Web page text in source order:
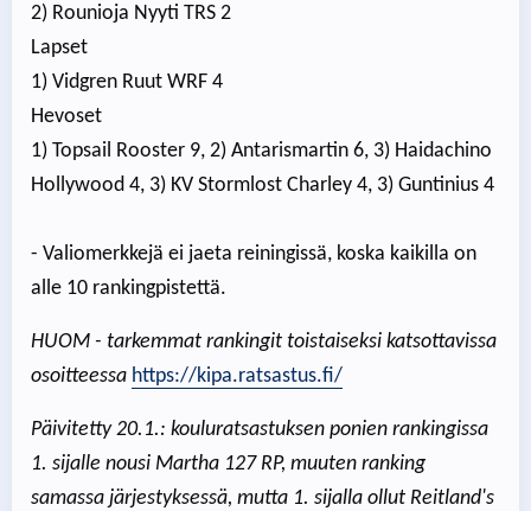
2) Rounioja Nyyti TRS 2
Lapset
1) Vidgren Ruut WRF 4
Hevoset
1) Topsail Rooster 9, 2) Antarismartin 6, 3) Haidachino
Hollywood 4, 3) KV Stormlost Charley 4, 3) Guntinius 4
- Valiomerkkejä ei jaeta reiningissä, koska kaikilla on
alle 10 rankingpistettä.
HUOM - tarkemmat rankingit toistaiseksi katsottavissa
osoitteessa https://kipa.ratsastus.fi/
Päivitetty 20.1.: kouluratsastuksen ponien rankingissa
1. sijalle nousi Martha 127 RP, muuten ranking
samassa järjestyksessä, mutta 1. sijalla ollut Reitland's